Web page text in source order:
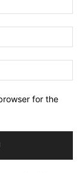
for the